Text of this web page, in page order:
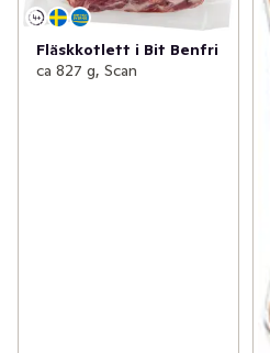
Fläskkotlett i Bit Benfri
ca 827 g, Scan